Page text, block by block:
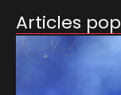
Articles